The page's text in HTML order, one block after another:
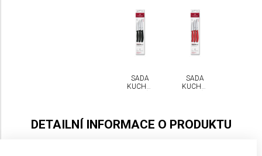
SADA
KUCHYŇSKÝCH
CLASSIC
3 KS
SADA
KUCHYŇSKÝCH
CLASSIC
3 KS
DETAILNÍ INFORMACE O PRODUKTU